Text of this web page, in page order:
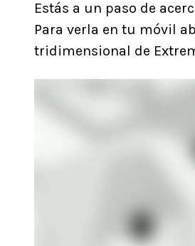
Estás a un paso de
Para verla en tu móvil
tridimensional de